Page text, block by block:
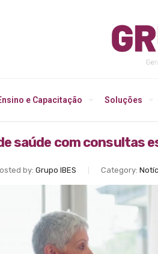
e Capacitação Soluções
saúde com consultas
by: Grupo IBES Category: